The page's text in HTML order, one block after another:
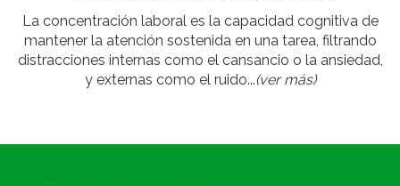
La concentración laboral es la capacidad cognitiva de
mantener la atención sostenida en una tarea, filtrando
distracciones internas como el cansancio o la ansiedad,
y externas como el ruido...(ver más)